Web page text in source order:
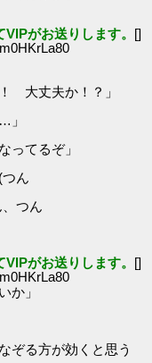
がお送りします。 []
大丈夫か！？」
」
ってるぞ」
ん
つん
がお送りします。 []
か」
ぞる方が効くと思う